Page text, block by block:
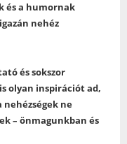
és a humornak
nehéz
és sokszor
olyan inspirációt ad,
nehézségek ne
– önmagunkban és